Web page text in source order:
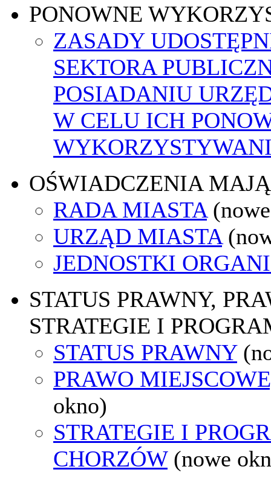
PONOWNE
ZASADY
SEKTORA
POSIADANIU
W CELU ICH
OŚWIADCZENIA
RADA MIASTA
URZĄD MIASTA
JEDNOSTKI
STATUS PRAWNY,
STRATEGIE I
STATUS PRAWNY
PRAWO
okno)
STRATEGIE I
CHORZÓW (nowe